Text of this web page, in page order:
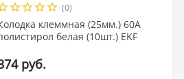
(0)
клеммная (25мм.) 60А
белая (10шт.) EKF
руб.